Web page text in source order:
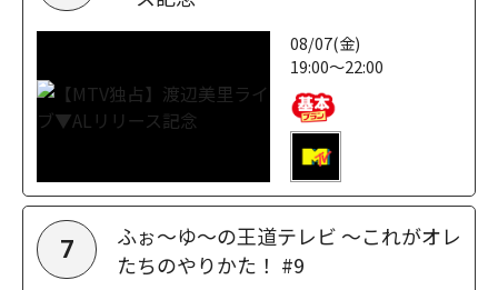
08/07(金)
19:00～22:00
7
ふぉ～ゆ～の王道テレビ ～これがオレ
たちのやりかた！ #9